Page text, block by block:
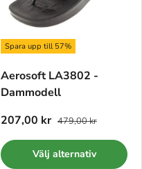
Spara upp till 57%
Aerosoft LA3802 -
Dammodell
207,00 kr 479,00 kr
Välj alternativ